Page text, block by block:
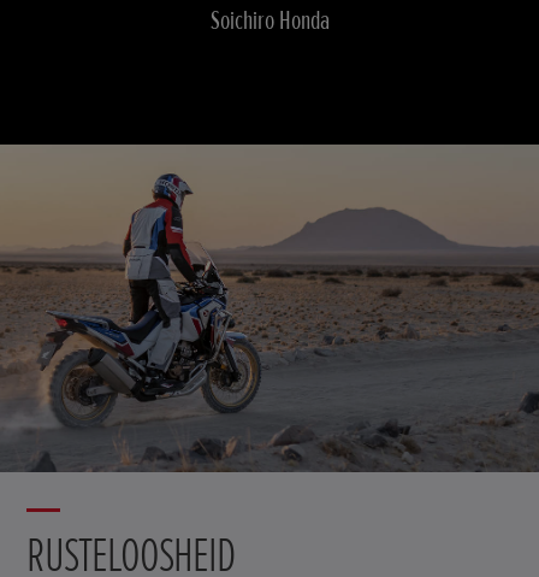
Soichiro Honda
RUSTELOOSHEID